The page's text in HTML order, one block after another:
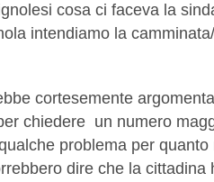
cosa ci faceva la
intendiamo la
cortesemente
chiedere un numero
problema per
dire che la cittadina